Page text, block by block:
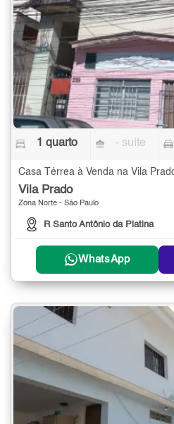
1 quarto - suíte
Casa Térrea à Venda na Vila
Vila Prado
Zona Norte - São Paulo
R Santo Antônio da Platina
WhatsApp